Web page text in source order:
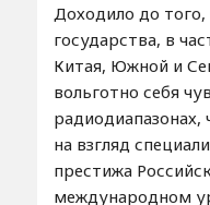
Доходило до
государства, в
Китая, Южной и
вольготно себя
радиодиапазонах,
на взгляд
престижа
международном